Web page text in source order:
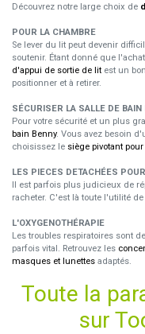
Découvrez notre large choix de
POUR LA CHAMBRE
Se lever du lit peut devenir
soutenir. Étant donné que
d'appui de sortie de lit est un
positionner et à retirer.
SÉCURISER LA SALLE DE
Pour votre sécurité et un plus
bain Benny. Vous avez besoin
choisissez le siège pivotant
LES PIECES DETACHÉES
Il est parfois plus judicieux de
racheter. C'est là toute l'utilité
L'OXYGENOTHÉRAPIE
Les troubles respiratoires sont
parfois vital. Retrouvez les
masques et lunettes adaptés.
Toute la
sur